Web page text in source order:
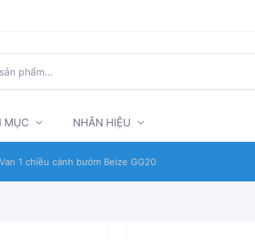
MỤC NHÃN HIỆU
Van 1 chiều cánh bướm Beize GG20